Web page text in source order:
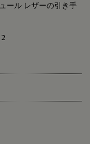
ール レザーの引き手